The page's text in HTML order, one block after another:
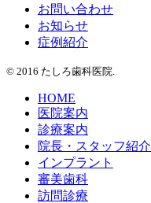
お問い合わせ
お知らせ
症例紹介
© 2016 たしろ歯科医院.
HOME
医院案内
診療案内
院長・スタッフ紹介
インプラント
審美歯科
訪問診療